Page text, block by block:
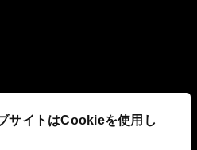
サイトはCookieを使用し
組み